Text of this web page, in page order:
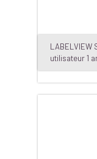
LABELVIEW
utilisateur 1